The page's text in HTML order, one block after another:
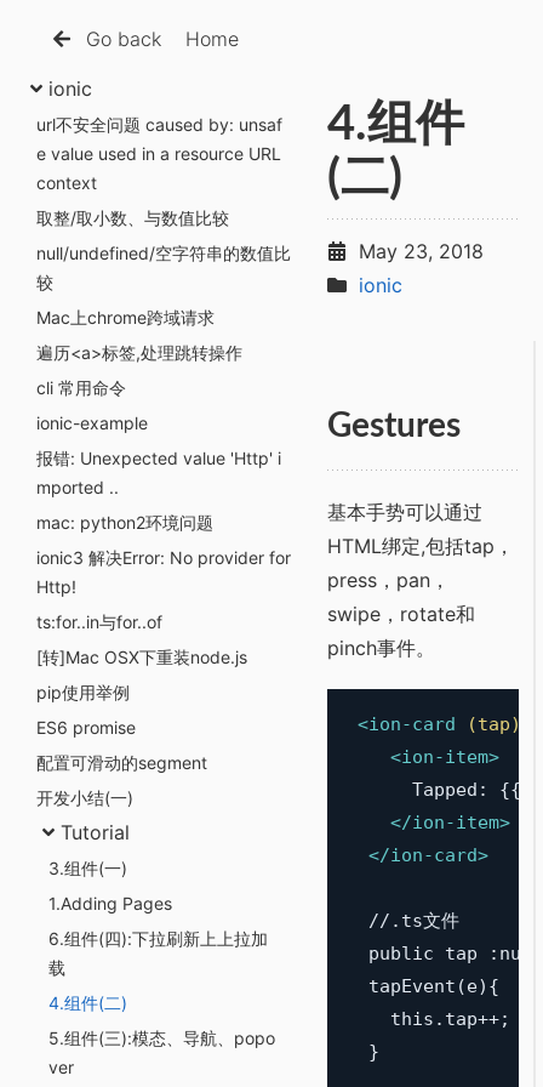
Go back Home
ionic
url不安全问题 caused by: unsaf
e value used in a resource URL
context
取整/取小数、与数值比较
null/undefined/空字符串的数值比
较
Mac上chrome跨域请求
遍历<a>标签,处理跳转操作
cli 常用命令
ionic-example
报错: Unexpected value 'Http' i
mported ..
mac: python2环境问题
ionic3 解决Error: No provider for
Http!
ts:for..in与for..of
[转]Mac OSX下重装node.js
pip使用举例
ES6 promise
配置可滑动的segment
开发小结(一)
Tutorial
3.组件(一)
1.Adding Pages
6.组件(四):下拉刷新上上拉加
载
4.组件(二)
5.组件(三):模态、导航、popo
ver
4.组件
(二)
May 23, 2018
ionic
Gestures
基本手势可以通过
HTML绑定,包括tap，
press，pan，
swipe，rotate和
pinch事件。
<ion-card (tap)
<ion-item>
Tapped:
</ion-item>
</ion-card>
  //.ts文件
public tap
  tapEvent(e){
    this.tap++;